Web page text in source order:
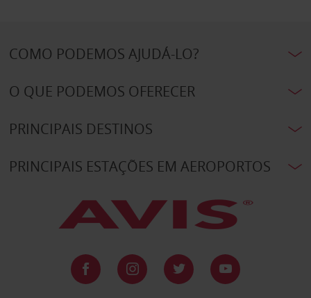
COMO PODEMOS AJUDÁ-LO?
O QUE PODEMOS OFERECER
PRINCIPAIS DESTINOS
PRINCIPAIS ESTAÇÕES EM AEROPORTOS